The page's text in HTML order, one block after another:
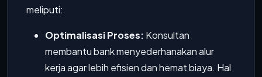
meliputi:
Optimalisasi Proses: Konsultan
membantu bank menyederhanakan alur
kerja agar lebih efisien dan hemat biaya. Hal